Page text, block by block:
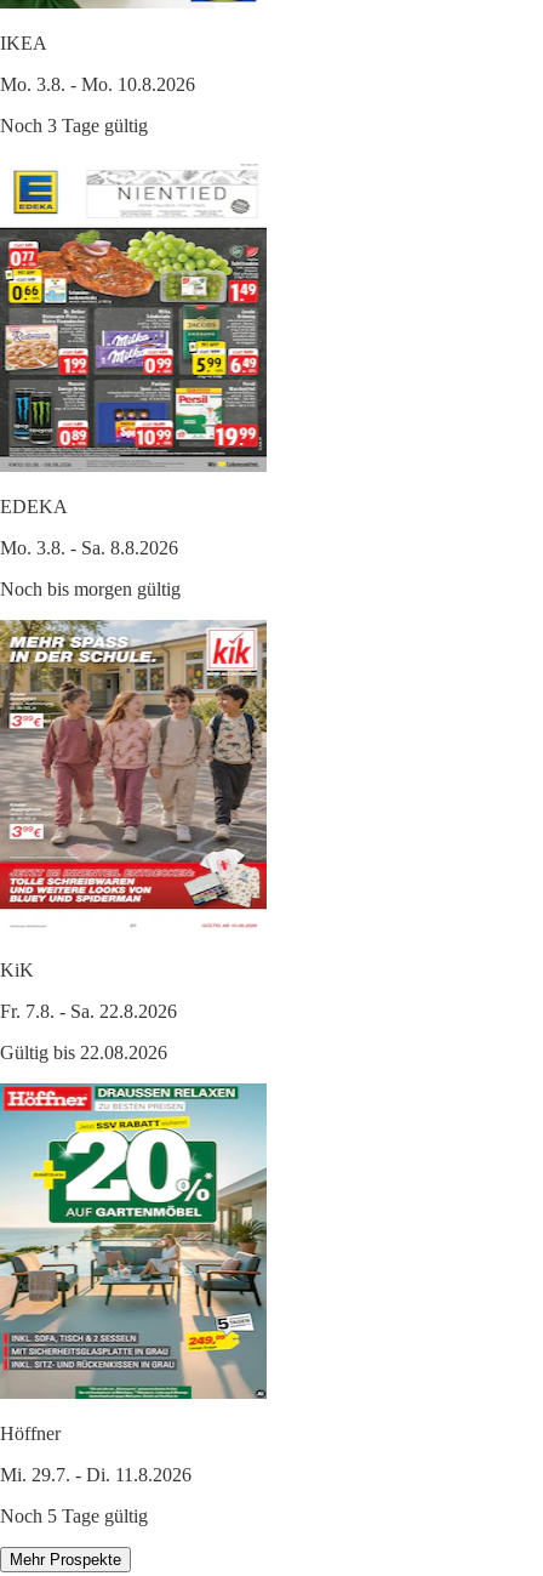
IKEA
Mo. 3.8. - Mo. 10.8.2026
Noch 3 Tage gültig
EDEKA
Mo. 3.8. - Sa. 8.8.2026
Noch bis morgen gültig
KiK
Fr. 7.8. - Sa. 22.8.2026
Gültig bis 22.08.2026
Höffner
Mi. 29.7. - Di. 11.8.2026
Noch 5 Tage gültig
Mehr Prospekte